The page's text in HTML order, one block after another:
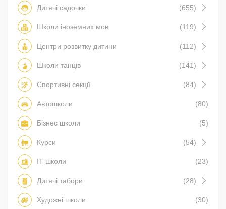
Дитячі садочки (655)
Школи іноземних мов (119)
Центри розвитку дитини (112)
Школи танців (141)
Спортивні секції (84)
Автошколи (80)
Бізнес школи (5)
Курси (54)
IT школи (23)
Дитячі табори (28)
Художні школи (30)